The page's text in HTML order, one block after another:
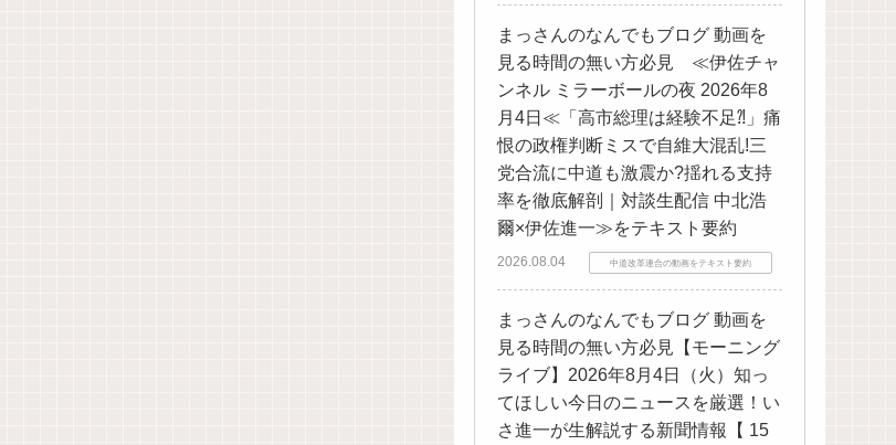
まっさんのなんでもブログ 動画を
見る時間の無い方必見 ≪伊佐チャ
ンネル ミラーボールの夜 2026年8
月4日≪「高市総理は経験不足⁈」痛
恨の政権判断ミスで自維大混乱!三
党合流に中道も激震か?揺れる支持
率を徹底解剖｜対談生配信 中北浩
爾×伊佐進一≫をテキスト要約
2026.08.04 中道改革連合の動画をテキスト要約
まっさんのなんでもブログ 動画を
見る時間の無い方必見【モーニング
ライブ】2026年8月4日（火）知っ
てほしい今日のニュースを厳選！い
さ進一が生解説する新聞情報【 15